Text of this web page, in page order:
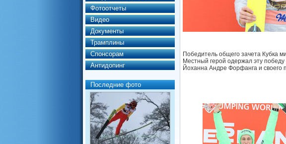
Фотоотчеты
Видео
Документы
Трамплины
Спонсорам
Антидопинг
Последние фото
Победитель общего зачета Кубка
Местный герой одержал эту
Йоханна Андре Форфанга и своего